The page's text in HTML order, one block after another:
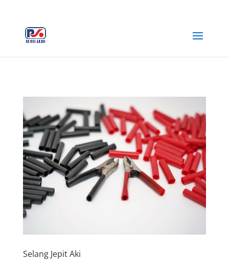
Selang Jepit Aki